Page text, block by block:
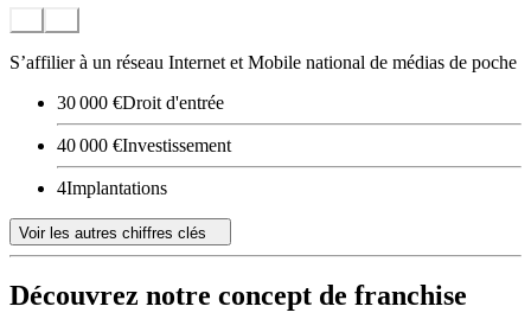
S’affilier à un réseau Internet et Mobile national de médias de poche
30 000 €Droit d'entrée
40 000 €Investissement
4Implantations
Voir les autres chiffres clés
Découvrez notre concept de franchise